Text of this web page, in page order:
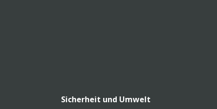
Sicherheit und Umwelt